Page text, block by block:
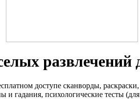
развлечений
доступе сканворды,
и гадания, психологические тесты